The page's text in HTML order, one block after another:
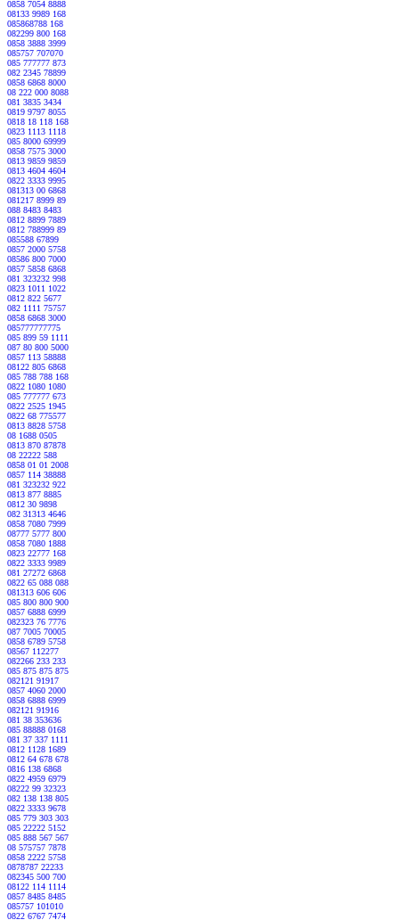
0858 7054 8888
08133 9989 168
085868788 168
082299 800 168
0858 3888 3999
085757 707070
085 777777 873
082 2345 78899
0858 6868 8000
08 222 000 8088
081 3835 3434
0819 9797 8055
0818 18 118 168
0823 1113 1118
085 8000 69999
0858 7575 3000
0813 9859 9859
0813 4604 4604
0822 3333 9995
081313 00 6868
081217 8999 89
088 8483 8483
0812 8899 7889
0812 788999 89
085588 67899
0857 2000 5758
08586 800 7000
0857 5858 6868
081 323232 998
0823 1011 1022
0812 822 5677
082 1111 75757
0858 6868 3000
085777777775
085 899 59 1111
087 80 800 5000
0857 113 58888
08122 805 6868
085 788 788 168
0822 1080 1080
085 777777 673
0822 2525 1945
0822 68 775577
0813 8828 5758
08 1688 0505
0813 870 87878
08 22222 588
0858 01 01 2008
0857 114 38888
081 323232 922
0813 877 8885
0812 30 9898
082 31313 4646
0858 7080 7999
08777 5777 800
0858 7080 1888
0823 22777 168
0822 3333 9989
081 27272 6868
0822 65 088 088
081313 606 606
085 800 800 900
0857 6888 6999
082323 76 7776
087 7005 70005
0858 6789 5758
08567 112277
082266 233 233
085 875 875 875
082121 91917
0857 4060 2000
0858 6888 6999
082121 91916
081 38 353636
085 88888 0168
081 37 337 1111
0812 1128 1689
0812 64 678 678
0816 138 6868
0822 4959 6979
08222 99 32323
082 138 138 805
0822 3333 9678
085 779 303 303
085 22222 5152
085 888 567 567
08 575757 7878
0858 2222 5758
0878787 22233
082345 500 700
08122 114 1114
0857 8485 8485
085757 101010
0822 6767 7474